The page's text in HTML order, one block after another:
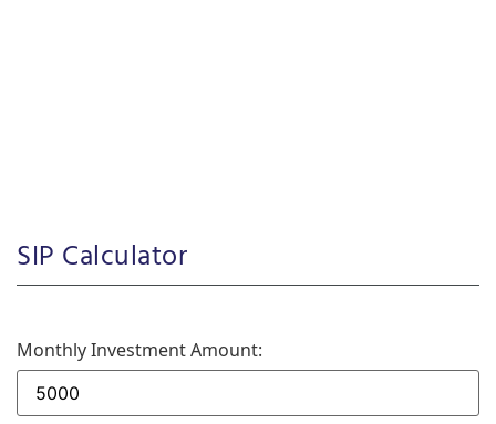
SIP Calculator
Monthly Investment Amount: